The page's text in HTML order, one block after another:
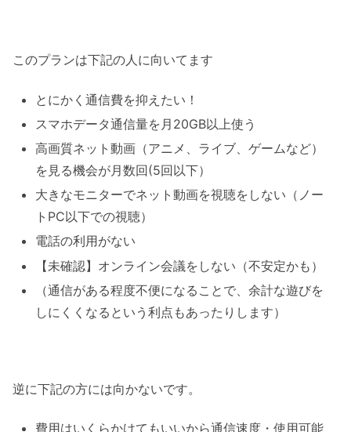
このプランは下記の人に向いてます
とにかく通信費を抑えたい！
スマホデータ通信量を月20GB以上使う
高画質ネット動画（アニメ、ライブ、ゲームなど）
を見る機会が月数回(5回以下）
大きなモニターでネット動画を視聴をしない（ノー
トPC以下での視聴）
電話の利用がない
【未確認】オンライン会議をしない（不安定かも）
（通信がある程度不便になることで、余計な遊びを
しにくくなるという利点もあったりします）
逆に下記の方には向かないです。
費用はいくらかけてもいいから通信速度・使用可能